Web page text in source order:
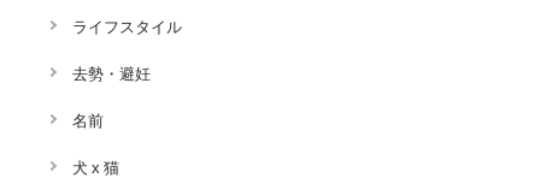
ライフスタイル
去勢・避妊
名前
犬 x 猫